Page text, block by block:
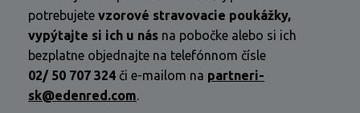
potrebujete vzorové stravovacie poukážky,
vypýtajte si ich u nás na pobočke alebo si ich
bezplatne objednajte na telefónnom čísle
02/ 50 707 324 či e-mailom na partneri-
sk@edenred.com.